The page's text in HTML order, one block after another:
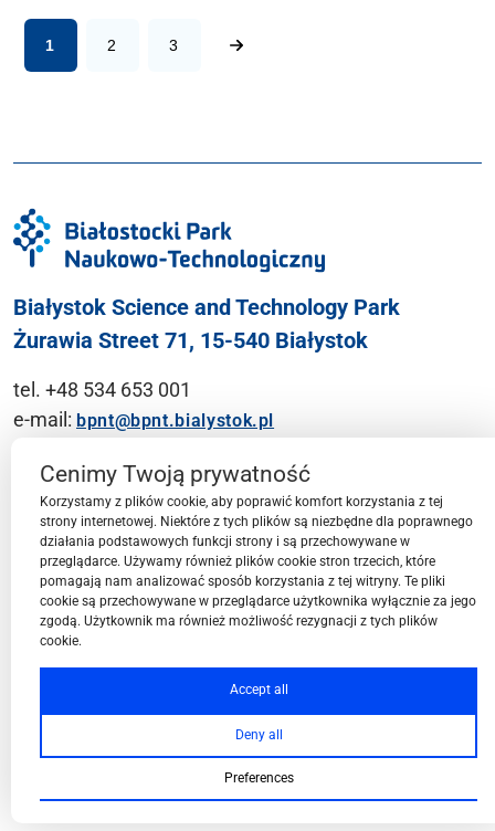
1 2 3
Białystok Science and Technology Park
Żurawia Street 71, 15-540 Białystok
tel. +48 534 653 001
e-mail: bpnt@bpnt.bialystok.pl
Contact
BPN-T Area
BPN-T Offer
Cenimy Twoją prywatność
Korzystamy z plików cookie, aby poprawić komfort korzystania z tej
strony internetowej. Niektóre z tych plików są niezbędne dla poprawnego
działania podstawowych funkcji strony i są przechowywane w
przeglądarce. Używamy również plików cookie stron trzecich, które
pomagają nam analizować sposób korzystania z tej witryny. Te pliki
cookie są przechowywane w przeglądarce użytkownika wyłącznie za jego
zgodą. Użytkownik ma również możliwość rezygnacji z tych plików
cookie.
Accept all
Deny all
Preferences